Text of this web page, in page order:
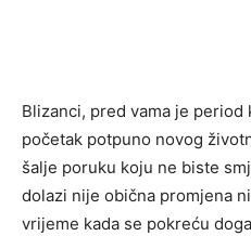
Blizanci, pred vama je period
početak potpuno novog
šalje poruku koju ne biste
dolazi nije obična promjena
vrijeme kada se pokreću